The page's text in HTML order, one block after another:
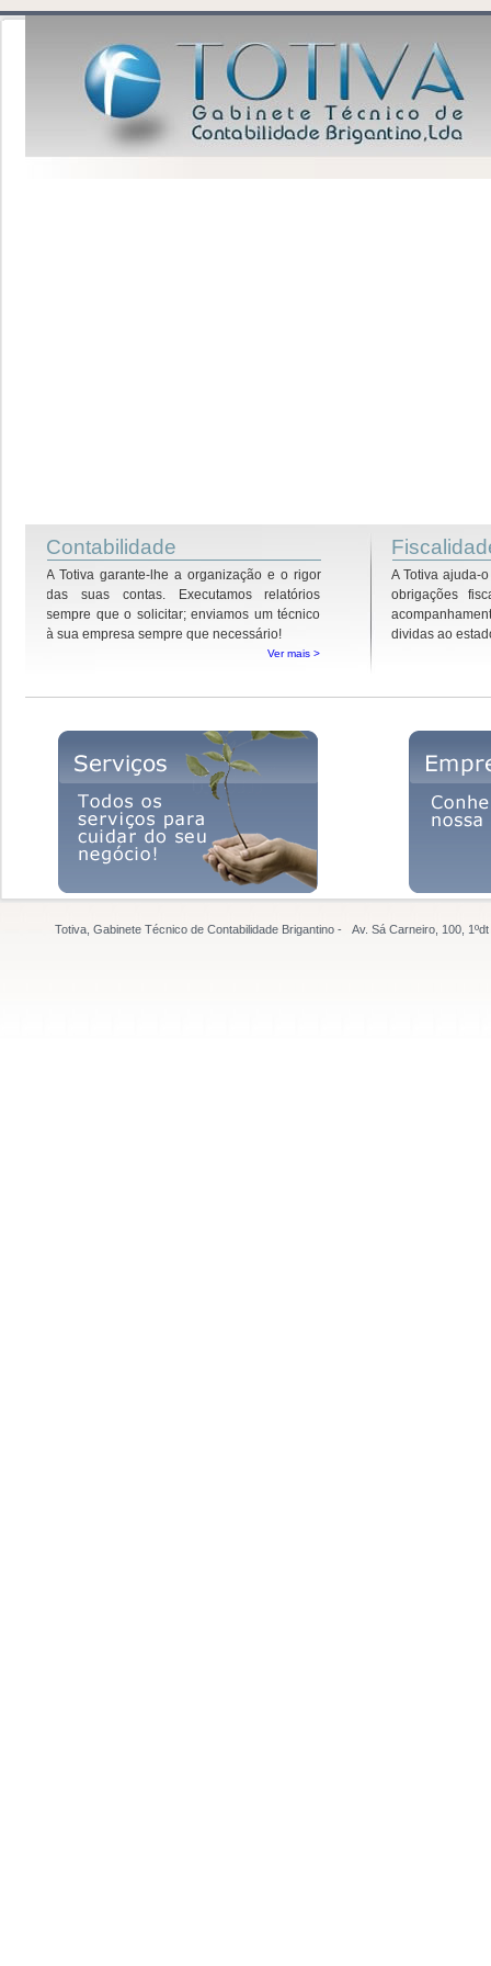
Contabilidade
A Totiva garante-lhe a organização e o rigor
das suas contas. Executamos relatórios
sempre que o solicitar; enviamos um técnico
à sua empresa sempre que necessário!
Ver mais >
A Totiva ajuda-
obrigações
dividas ao
Totiva, Gabinete Técnico de Contabilidade Brigantino - Av. Sá Carneiro, 100,